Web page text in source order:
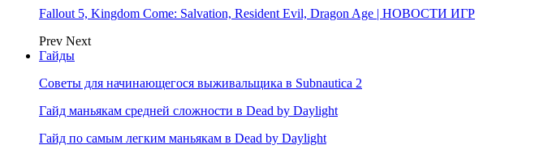
Fallout 5, Kingdom Come: Salvation, Resident Evil, Dragon Age | НОВОСТИ ИГР
Prev Next
Гайды
Советы для начинающегося выживальщика в Subnautica 2
Гайд маньякам средней сложности в Dead by Daylight
Гайд по самым легким маньякам в Dead by Daylight